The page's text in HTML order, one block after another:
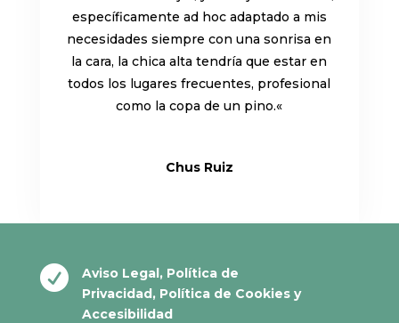
específicamente ad hoc adaptado a mis
necesidades siempre con una sonrisa en
la cara, la chica alta tendría que estar en
todos los lugares frecuentes, profesional
como la copa de un pino.«
Chus Ruiz
 Aviso Legal, Política de
Privacidad, Política de Cookies y
Accesibilidad